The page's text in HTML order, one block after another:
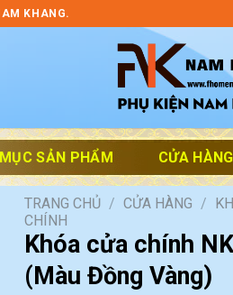
KHANG.
SẢN PHẨM CỬA HÀNG
TRANG CHỦ / CỬA HÀNG /
CHÍNH
Khóa cửa chính
(Màu Đồng Vàng)